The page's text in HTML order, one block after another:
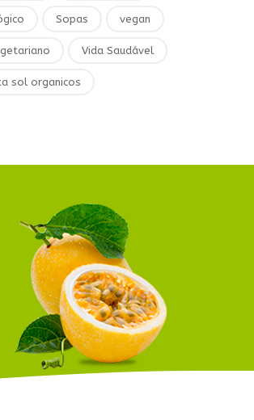
Sopas vegan
Vida Saudável
sol organicos